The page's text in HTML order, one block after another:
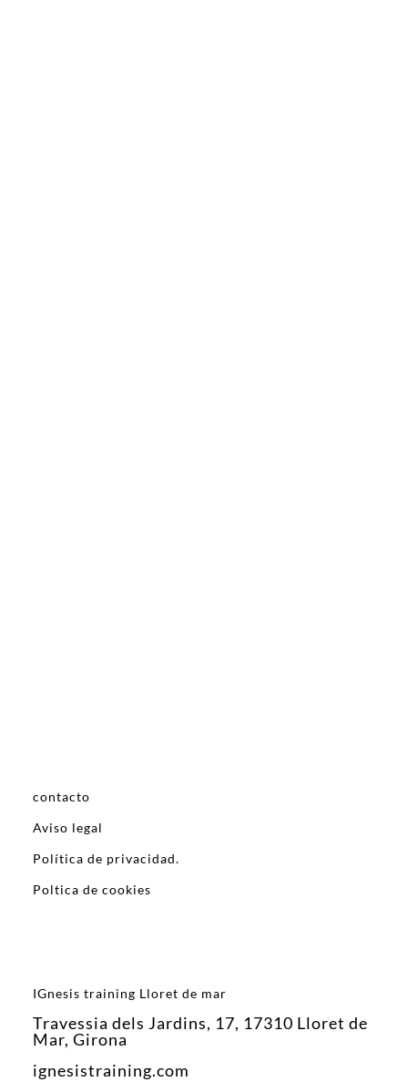
contacto
Aviso legal
Política de privacidad.
Poltica de cookies
IGnesis training Lloret de mar
Travessia dels Jardins, 17, 17310 Lloret de
Mar, Girona
ignesistraining.com